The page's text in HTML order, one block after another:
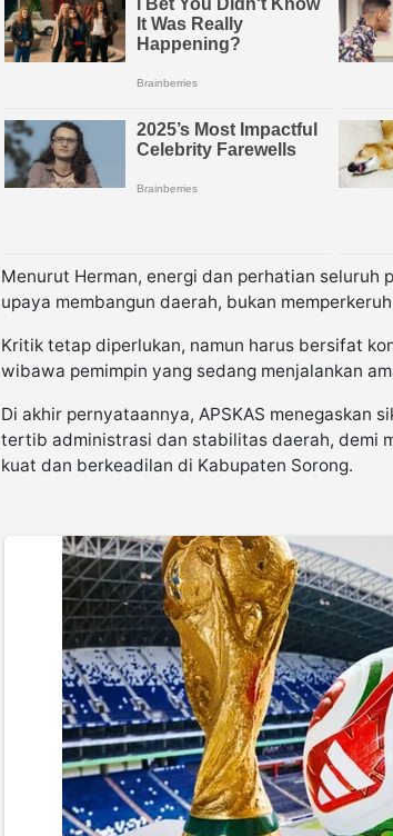
Menurut Herman, energi dan perhatian seluruh
upaya membangun daerah, bukan
Kritik tetap diperlukan, namun harus bersifat
wibawa pemimpin yang sedang menjalankan
Di akhir pernyataannya, APSKAS menegaskan
tertib administrasi dan stabilitas daerah, demi
kuat dan berkeadilan di Kabupaten Sorong.